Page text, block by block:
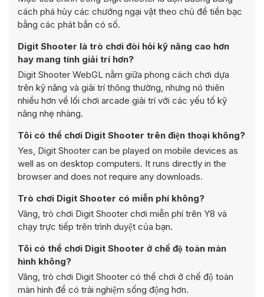
cách phá hủy các chướng ngại vật theo chủ đề tiền bạc
bằng các phát bắn có số.
Digit Shooter là trò chơi đòi hỏi kỹ năng cao hơn
hay mang tính giải trí hơn?
Digit Shooter WebGL nằm giữa phong cách chơi dựa
trên kỹ năng và giải trí thông thường, nhưng nó thiên
nhiều hơn về lối chơi arcade giải trí với các yếu tố kỹ
năng nhẹ nhàng.
Tôi có thể chơi Digit Shooter trên điện thoại không?
Yes, Digit Shooter can be played on mobile devices as
well as on desktop computers. It runs directly in the
browser and does not require any downloads.
Trò chơi Digit Shooter có miễn phí không?
Vâng, trò chơi Digit Shooter chơi miễn phí trên Y8 và
chạy trực tiếp trên trình duyệt của bạn.
Tôi có thể chơi Digit Shooter ở chế độ toàn màn
hình không?
Vâng, trò chơi Digit Shooter có thể chơi ở chế độ toàn
màn hình để có trải nghiệm sống động hơn.